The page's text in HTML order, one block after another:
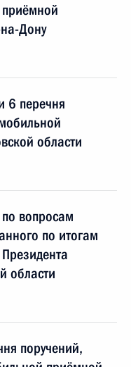
Дону
6 перечня
области
вопросам
по итогам
области
поручений,